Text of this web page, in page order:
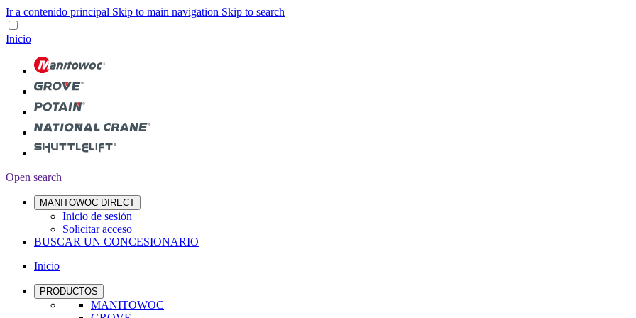
Ir a contenido principal Skip to main navigation Skip to search
Inicio
Open search
MANITOWOC DIRECT
Inicio de sesión
Solicitar acceso
BUSCAR UN CONCESIONARIO
Inicio
PRODUCTOS
MANITOWOC